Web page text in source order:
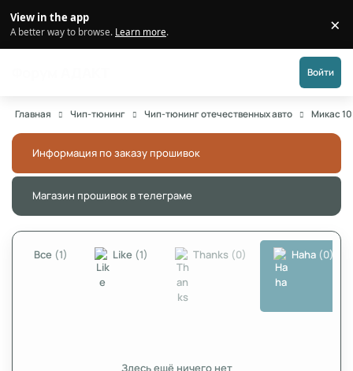
View in the app
A better way to browse. Learn more. ×
Войти
Главная Чип-тюнинг Чип-тюнинг отечественных авто Микас
Информация по заказу прошивок
Магазин прошивок в телеграме
Все (1) Like (1) Thanks (0) Haha (0)
Здесь ещё ничего нет